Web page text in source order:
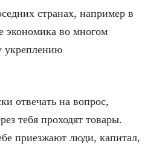
странах, например в
экономика во многом
укреплению
отвечать на вопрос,
тебя проходят товары.
приезжают люди, капитал,